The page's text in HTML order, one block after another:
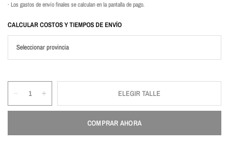
· Los gastos de envío finales se calculan en la pantalla de pago.
CALCULAR COSTOS Y TIEMPOS DE ENVÍO
ELEGIR TALLE
COMPRAR AHORA